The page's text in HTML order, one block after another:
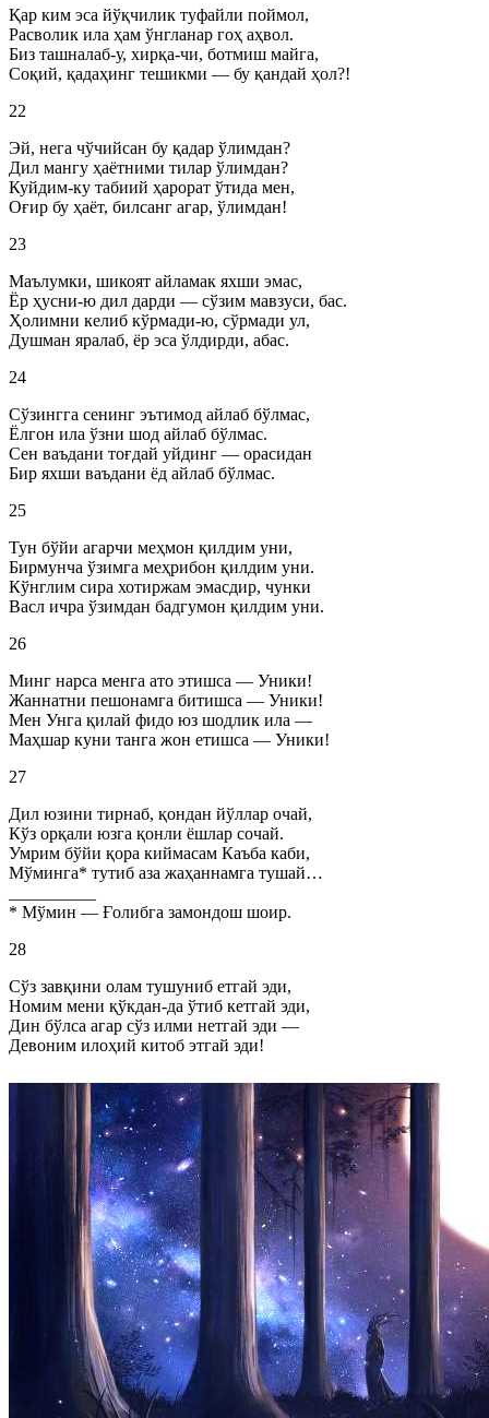
Қар ким эса йўқчилик туфайли поймол,
Расволик ила ҳам ўнгланар гоҳ аҳвол.
Биз ташналаб-у, хирқа-чи, ботмиш майга,
Соқий, қадаҳинг тешикми — бу қандай ҳол?!
22
Эй, нега чўчийсан бу қадар ўлимдан?
Дил мангу ҳаётними тилар ўлимдан?
Куйдим-ку табиий ҳарорат ўтида мен,
Оғир бу ҳаёт, билсанг агар, ўлимдан!
23
Маълумки, шикоят айламак яхши эмас,
Ёр ҳусни-ю дил дарди — сўзим мавзуси, бас.
Ҳолимни келиб кўрмади-ю, сўрмади ул,
Душман яралаб, ёр эса ўлдирди, абас.
24
Сўзингга сенинг эътимод айлаб бўлмас,
Ёлгон ила ўзни шод айлаб бўлмас.
Сен ваъдани тоғдай уйдинг — орасидан
Бир яхши ваъдани ёд айлаб бўлмас.
25
Тун бўйи агарчи меҳмон қилдим уни,
Бирмунча ўзимга меҳрибон қилдим уни.
Кўнглим сира хотиржам эмасдир, чунки
Васл ичра ўзимдан бадгумон қилдим уни.
26
Минг нарса менга ато этишса — Уники!
Жаннатни пешонамга битишса — Уники!
Мен Унга қилай фидо юз шодлик ила —
Маҳшар куни танга жон етишса — Уники!
27
Дил юзини тирнаб, қондан йўллар очай,
Кўз орқали юзга қонли ёшлар сочай.
Умрим бўйи қора киймасам Каъба каби,
Мўминга* тутиб аза жаҳаннамга тушай…
* Мўмин — Ғолибга замондош шоир.
28
Сўз завқини олам тушуниб етгай эди,
Номим мени қўкдан-да ўтиб кетгай эди,
Дин бўлса агар сўз илми нетгай эди —
Девоним илоҳий китоб этгай эди!